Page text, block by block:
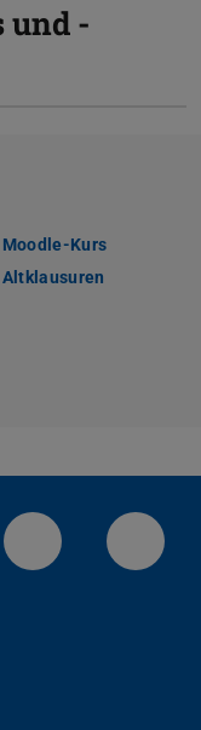
und -
Kurs
der TU
Kanal der TU
Facebook-